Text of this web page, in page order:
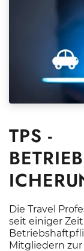
TPS -
Die Travel
seit einiger
Mitgliedern zur